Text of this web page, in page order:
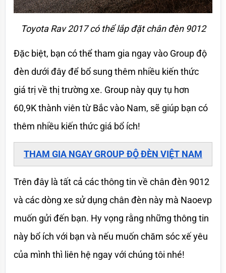
Toyota Rav 2017 có thể lắp đặt chân đèn 9012
Đặc biệt, bạn có thể tham gia ngay vào Group độ
đèn dưới đây để bổ sung thêm nhiều kiến thức
giá trị về thị trường xe. Group này quy tụ hơn
60,9K thành viên từ Bắc vào Nam, sẽ giúp bạn có
thêm nhiều kiến thức giá bổ ích!
THAM GIA NGAY GROUP ĐỘ ĐÈN VIỆT NAM
Trên đây là tất cả các thông tin về chân đèn 9012
và các dòng xe sử dụng chân đèn này mà Naoevp
muốn gửi đến bạn. Hy vọng rằng những thông tin
này bổ ích với bạn và nếu muốn chăm sóc xế yêu
của mình thì liên hệ ngay với chúng tôi nhé!